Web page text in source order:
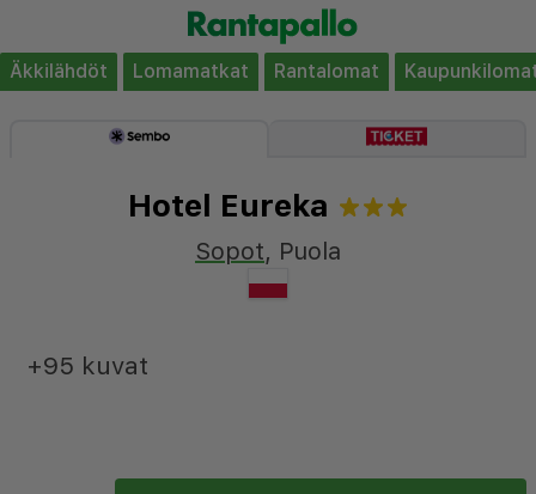
Äkkilähdöt Lomamatkat Rantalomat
Hotel Eureka
Sopot, Puola
+95 kuvat